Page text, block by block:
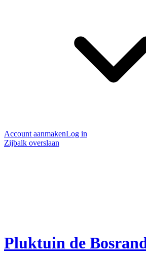
Account aanmakenLog in
Zijbalk overslaan
Pluktuin de